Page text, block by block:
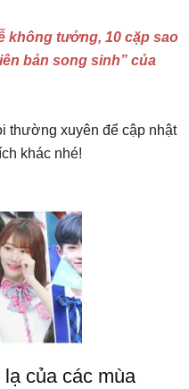
không tưởng, 10 cặp sao
bản song sinh” của
thường xuyên để cập nhật
khác nhé!
của các mùa